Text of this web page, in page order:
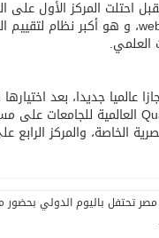
العلمي.
الخاصة، والمركز